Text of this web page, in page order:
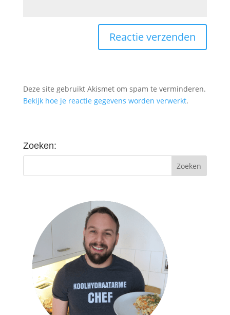
Deze site gebruikt Akismet om spam te verminderen.
Bekijk hoe je reactie gegevens worden verwerkt.
Zoeken: